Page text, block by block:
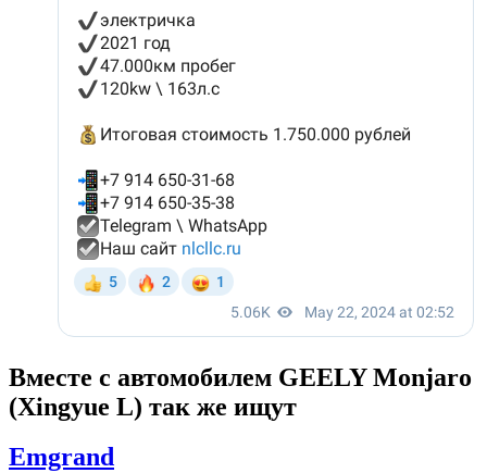
Вместе с автомобилем GEELY Monjaro
(Xingyue L) так же ищут
Emgrand